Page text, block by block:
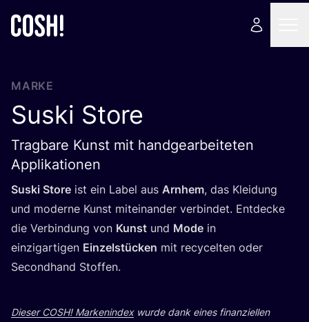
MARKE
Suski Store
Tragbare Kunst mit handgearbeiteten
Applikationen
Suski Store ist ein Label aus Arn­hem, das Klei­dung
und moder­ne Kunst mit­ein­an­der ver­bin­det. Ent­de­cke
die Ver­bin­dung von Kunst und Mode in
ein­zig­ar­ti­gen Ein­zel­stü­cken mit recy­cel­ten oder
Second­hand Stoffen.
Die­ser COSH! Mar­ken­in­dexwur­de dank eines finan­zi­el­len